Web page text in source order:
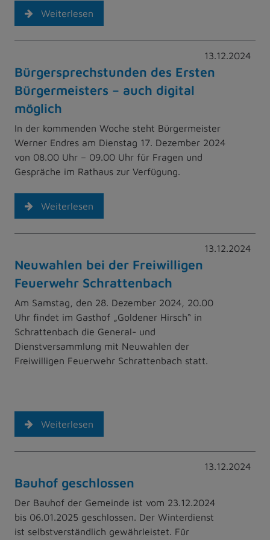
Weiterlesen
13.12.2024
Bürgersprechstunden des Ersten
Bürgermeisters – auch digital
möglich
In der kommenden Woche steht Bürgermeister
Werner Endres am Dienstag 17. Dezember 2024
von 08.00 Uhr – 09.00 Uhr für Fragen und
Gespräche im Rathaus zur Verfügung.
Weiterlesen
13.12.2024
Neuwahlen bei der Freiwilligen
Feuerwehr Schrattenbach
Am Samstag, den 28. Dezember 2024, 20.00
Uhr findet im Gasthof „Goldener Hirsch“ in
Schrattenbach die General- und
Dienstversammlung mit Neuwahlen der
Freiwilligen Feuerwehr Schrattenbach statt.
Weiterlesen
13.12.2024
Bauhof geschlossen
Der Bauhof der Gemeinde ist vom 23.12.2024
bis 06.01.2025 geschlossen. Der Winterdienst
ist selbstverständlich gewährleistet. Für